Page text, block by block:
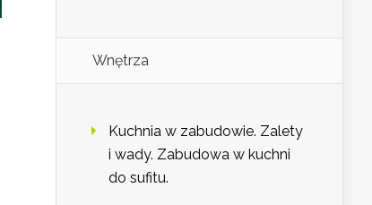
Wnętrza
Kuchnia w zabudowie. Zalety
i wady. Zabudowa w kuchni
do sufitu.